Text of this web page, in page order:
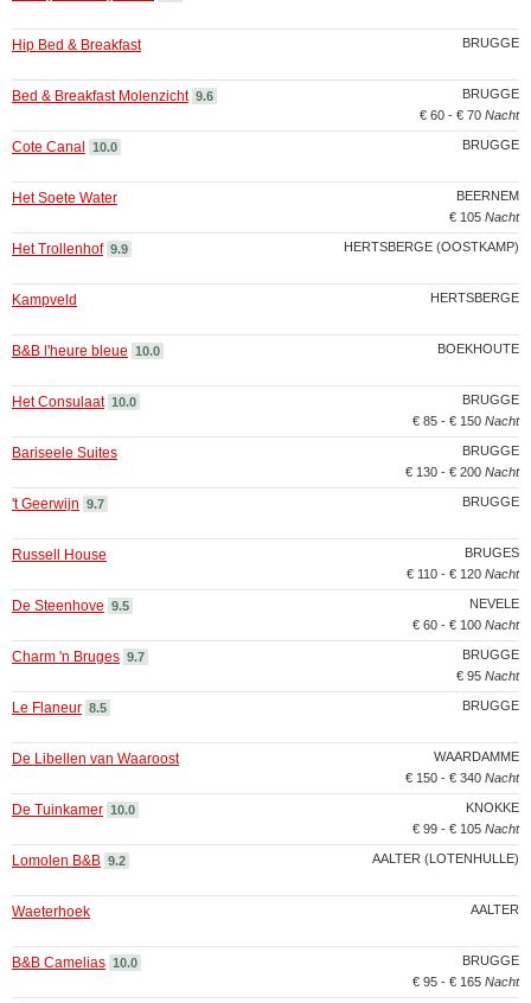
BRUGGE
Hip Bed & Breakfast
BRUGGE
Bed & Breakfast Molenzicht 9.6
€ 60 - € 70 Nacht
BRUGGE
Cote Canal 10.0
BEERNEM
Het Soete Water
€ 105 Nacht
HERTSBERGE (OOSTKAMP)
Het Trollenhof 9.9
HERTSBERGE
Kampveld
BOEKHOUTE
B&B l'heure bleue 10.0
BRUGGE
Het Consulaat 10.0
€ 85 - € 150 Nacht
BRUGGE
Bariseele Suites
€ 130 - € 200 Nacht
BRUGGE
't Geerwijn 9.7
BRUGES
Russell House
€ 110 - € 120 Nacht
NEVELE
De Steenhove 9.5
€ 60 - € 100 Nacht
BRUGGE
Charm 'n Bruges 9.7
€ 95 Nacht
BRUGGE
Le Flaneur 8.5
WAARDAMME
De Libellen van Waaroost
€ 150 - € 340 Nacht
KNOKKE
De Tuinkamer 10.0
€ 99 - € 105 Nacht
AALTER (LOTENHULLE)
Lomolen B&B 9.2
AALTER
Waeterhoek
BRUGGE
B&B Camelias 10.0
€ 95 - € 165 Nacht